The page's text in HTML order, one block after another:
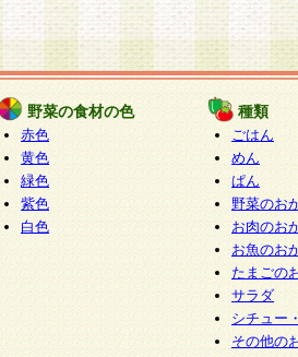
等」といいます。）に応じます。
下になります。
お客様相談窓口
paku-info@pakusuku.com
任意ですが、個人情報の取扱いについて同意
の提供、お客様からのお問い合わせ・ご相談
ご了承ください。
野菜の食材の色
赤色
黄色
緑色
紫色
白色
種類
ごはん
めん
ぱん
野菜のお
お肉のお
お魚のお
たまごの
サラダ
シチュー
その他の